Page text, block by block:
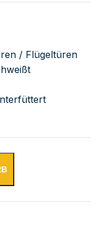
/ Flügeltüren
Schubladenblock